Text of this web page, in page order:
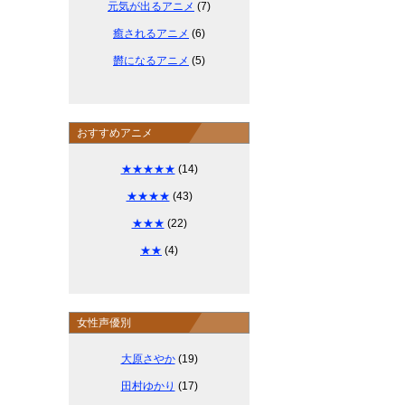
元気が出るアニメ (7)
癒されるアニメ (6)
欝になるアニメ (5)
おすすめアニメ
★★★★★ (14)
★★★★ (43)
★★★ (22)
★★ (4)
女性声優別
大原さやか(19)
田村ゆかり (17)